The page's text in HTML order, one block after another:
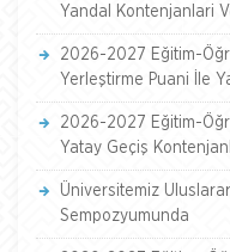
Yandal Kontenjanlari
2026-2027 Eğitim-
Yerleştirme Puani İle
2026-2027 Eğitim-
Yatay Geçiş
Üniversitemiz
Sempozyumunda